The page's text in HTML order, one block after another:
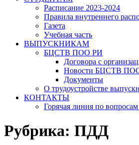
Расписание 2023-2024
Правила внутреннего
Газета
Учебная часть
ВЫПУСКНИКАМ
БЦСТВ ПОО РИ
Договора с
Новости БЦСТВ
Документы
О трудоустройстве
КОНТАКТЫ
Горячая линия по
Рубрика: ПДД